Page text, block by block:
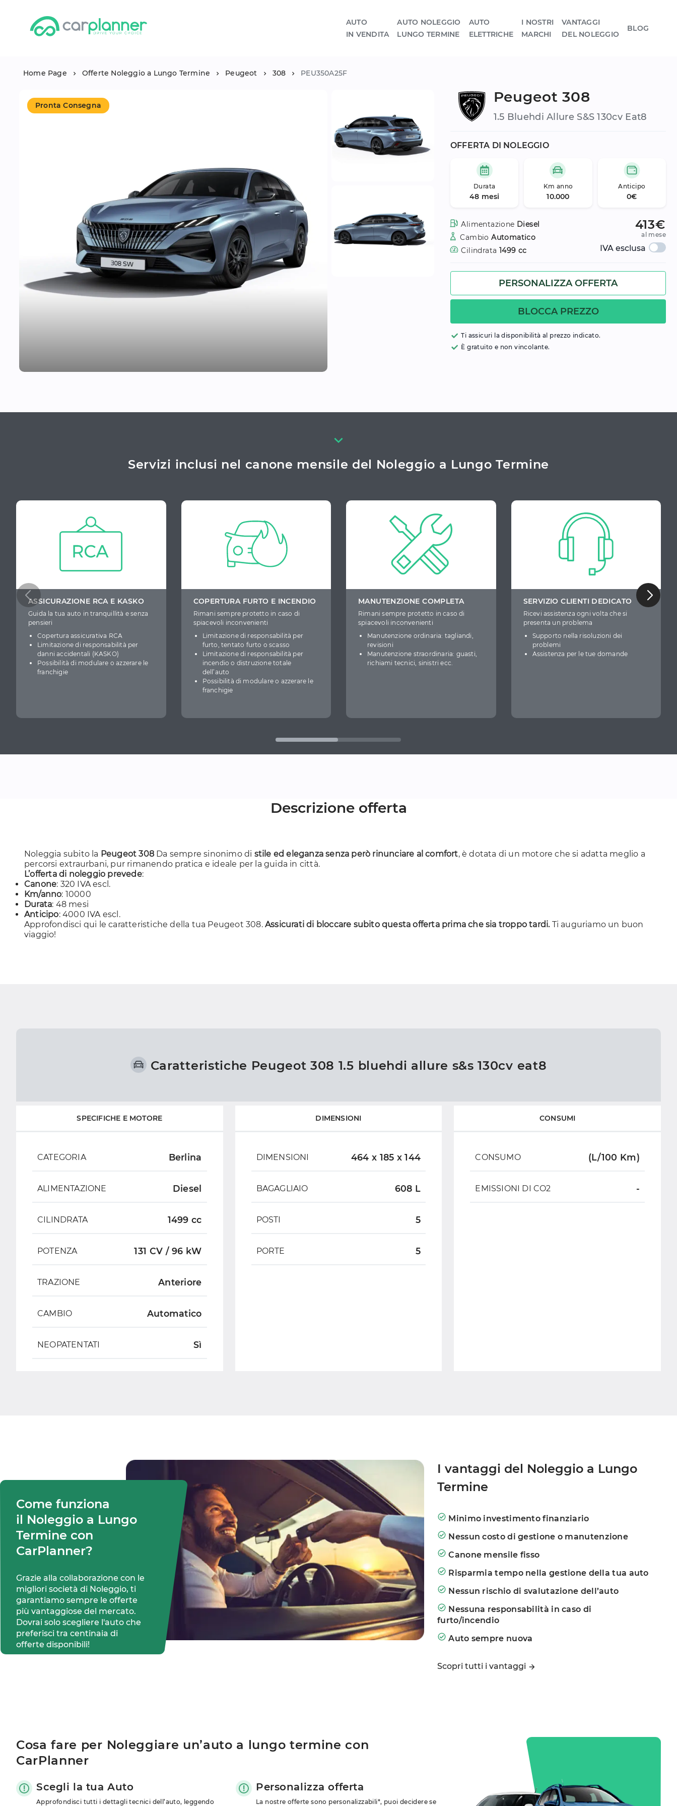
AUTO
IN VENDITA
AUTO NOLEGGIO
LUNGO TERMINE
AUTO
ELETTRICHE
I NOSTRI
MARCHI
VANTAGGI
DEL NOLEGGIO
BLOG
Home Page Offerte Noleggio a Lungo Termine Peugeot 308 PEU350A25F
Pronta Consegna
Peugeot 308
1.5 Bluehdi Allure S&s 130cv Eat8
OFFERTA DI NOLEGGIO
Durata
48 mesi
Km anno
10.000
Anticipo
0€
Alimentazione Diesel
Cambio Automatico
Cilindrata 1499 cc
413€
al mese
IVA esclusa
PERSONALIZZA OFFERTA
BLOCCA PREZZO
Ti assicuri la disponibilità al prezzo indicato.
È gratuito e non vincolante.
Servizi inclusi nel canone mensile del Noleggio a Lungo Termine
ASSICURAZIONE RCA E KASKO
Guida la tua auto in tranquillità e senza
pensieri
Copertura assicurativa RCA
Limitazione di responsabilità per
danni accidentali (KASKO)
Possibilità di modulare o azzerare le
franchigie
COPERTURA FURTO E INCENDIO
Rimani sempre protetto in caso di
spiacevoli inconvenienti
Limitazione di responsabilità per
furto, tentato furto o scasso
Limitazione di responsabilità per
incendio o distruzione totale
dell’auto
Possibilità di modulare o azzerare le
franchigie
MANUTENZIONE COMPLETA
Rimani sempre protetto in caso di
spiacevoli inconvenienti
Manutenzione ordinaria: tagliandi,
revisioni
Manutenzione straordinaria: guasti,
richiami tecnici, sinistri ecc.
SERVIZIO CLIENTI DEDICATO
Ricevi assistenza ogni volta che si
presenta un problema
Supporto nella risoluzioni dei
problemi
Assistenza per le tue domande
Descrizione offerta
Noleggia subito la Peugeot 308 Da sempre sinonimo di stile ed eleganza senza però rinunciare al comfort, è dotata di un motore che si adatta meglio a
percorsi extraurbani, pur rimanendo pratica e ideale per la guida in città.
L’offerta di noleggio prevede:
Canone: 320 IVA escl.
Km/anno: 10000
Durata: 48 mesi
Anticipo: 4000 IVA escl.
Approfondisci qui le caratteristiche della tua Peugeot 308.Assicurati di bloccare subito questa offerta prima che sia troppo tardi.Ti auguriamo un buon
viaggio!
Caratteristiche Peugeot 308 1.5 bluehdi allure s&s 130cv eat8
SPECIFICHE E MOTORE
CATEGORIA Berlina
ALIMENTAZIONE Diesel
CILINDRATA 1499 cc
POTENZA 131 CV / 96 kW
TRAZIONE Anteriore
CAMBIO Automatico
NEOPATENTATI Sì
DIMENSIONI
DIMENSIONI 464 x 185 x 144
BAGAGLIAIO 608 L
POSTI 5
PORTE 5
CONSUMI
CONSUMO (L/100 Km)
EMISSIONI DI CO2 -
Come funziona
il Noleggio a Lungo
Termine con
CarPlanner?
Grazie alla collaborazione con le
migliori società di Noleggio, ti
garantiamo sempre le offerte
più vantaggiose del mercato.
Dovrai solo scegliere l'auto che
preferisci tra centinaia di
offerte disponibili!
I vantaggi del Noleggio a Lungo
Termine
Minimo investimento finanziario
Nessun costo di gestione o manutenzione
Canone mensile fisso
Risparmia tempo nella gestione della tua auto
Nessun rischio di svalutazione dell’auto
Nessuna responsabilità in caso di
furto/incendio
Auto sempre nuova
Scopri tutti i vantaggi
Cosa fare per Noleggiare un’auto a lungo termine con
CarPlanner
Scegli la tua Auto
Approfondisci tutti i dettagli tecnici dell’auto, leggendo
Personalizza offerta
La nostre offerte sono personalizzabili*, puoi decidere se